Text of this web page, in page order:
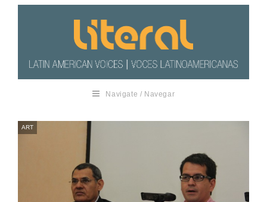
Navigate / Navegar
ART